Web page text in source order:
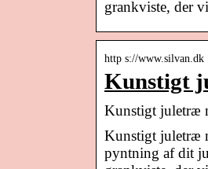
grankviste, der
http s://
Kunstigt
Kunstigt juletræ
Kunstigt juletræ
pyntning af dit